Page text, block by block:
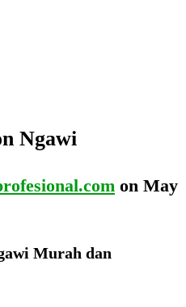
Ngawi
on May
Murah dan